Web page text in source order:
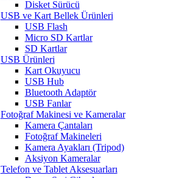
Disket Sürücü
USB ve Kart Bellek Ürünleri
USB Flash
Micro SD Kartlar
SD Kartlar
USB Ürünleri
Kart Okuyucu
USB Hub
Bluetooth Adaptör
USB Fanlar
Fotoğraf Makinesi ve Kameralar
Kamera Çantaları
Fotoğraf Makineleri
Kamera Ayakları (Tripod)
Aksiyon Kameralar
Telefon ve Tablet Aksesuarları